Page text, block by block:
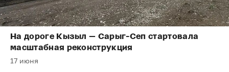
На дороге Кызыл — Сарыг-Сеп стартовала
масштабная реконструкция
17 июня